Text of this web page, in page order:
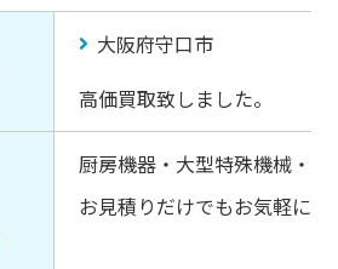
大阪府守口市
高価買取致しました。
厨房機器・大型特殊機械・
お見積りだけでもお気軽に